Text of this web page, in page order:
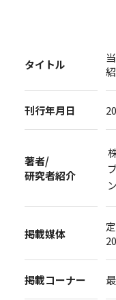
タイトル
刊行年月日
著者/
研究者紹介
掲載媒体
掲載コーナー